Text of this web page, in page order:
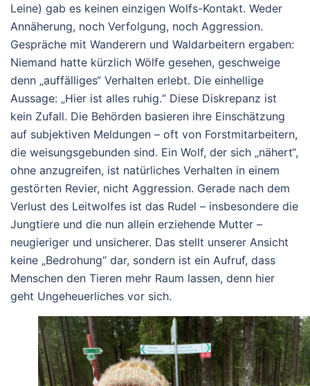
Leine) gab es keinen einzigen Wolfs-Kontakt. Weder
Annäherung, noch Verfolgung, noch Aggression.
Gespräche mit Wanderern und Waldarbeitern ergaben:
Niemand hatte kürzlich Wölfe gesehen, geschweige
denn „auffälliges“ Verhalten erlebt. Die einhellige
Aussage: „Hier ist alles ruhig.“ Diese Diskrepanz ist
kein Zufall. Die Behörden basieren ihre Einschätzung
auf subjektiven Meldungen – oft von Forstmitarbeitern,
die weisungsgebunden sind. Ein Wolf, der sich „nähert“,
ohne anzugreifen, ist natürliches Verhalten in einem
gestörten Revier, nicht Aggression. Gerade nach dem
Verlust des Leitwolfes ist das Rudel – insbesondere die
Jungtiere und die nun allein erziehende Mutter –
neugieriger und unsicherer. Das stellt unserer Ansicht
keine „Bedrohung“ dar, sondern ist ein Aufruf, dass
Menschen den Tieren mehr Raum lassen, denn hier
geht Ungeheuerliches vor sich.